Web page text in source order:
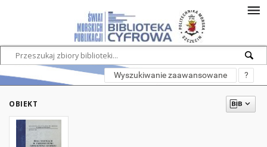
Wyszukiwanie zaawansowane ?
OBIEKT